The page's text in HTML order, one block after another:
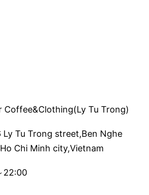
Coffee&Clothing(Ly Tu Trong)
Ly Tu Trong street,Ben Nghe
Chi Minh city,Vietnam
22:00